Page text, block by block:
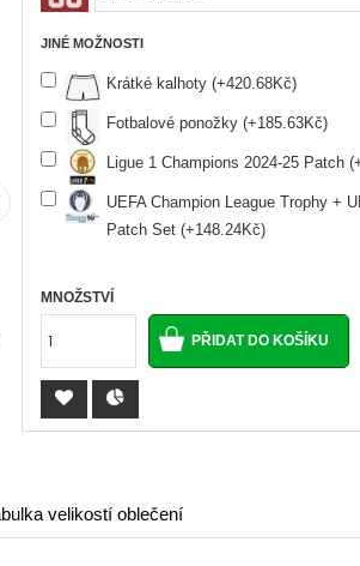
JINÉ MOŽNOSTI
Krátké kalhoty (+420.68Kč)
Fotbalové ponožky (+185.63Kč)
Ligue 1 Champions 2024-25 Patch
UEFA Champion League Trophy +
Patch Set (+148.24Kč)
MNOŽSTVÍ
velikostí oblečení